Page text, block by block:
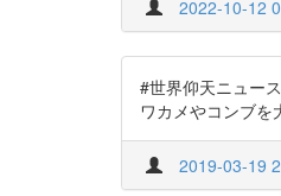
2022-10-12
#世界仰天ニュー
ワカメやコンブ
2019-03-19